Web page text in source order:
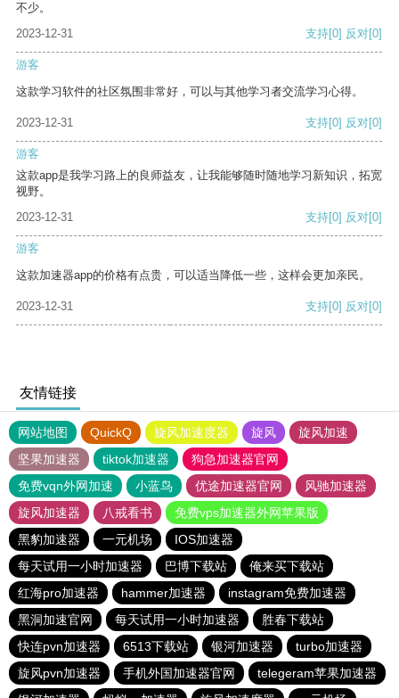
不少。
2023-12-31
支持[0] 反对[0]
游客
这款学习软件的社区氛围非常好，可以与其他学习者交流学习心得。
2023-12-31 支持[0] 反对[0]
游客
这款app是我学习路上的良师益友，让我能够随时随地学习新知识，拓宽
视野。
2023-12-31
支持[0] 反对[0]
游客
这款加速器app的价格有点贵，可以适当降低一些，这样会更加亲民。
2023-12-31 支持[0] 反对[0]
友情链接
网站地图 QuickQ 旋风加速度器 旋风
旋风加速
坚果加速器
tiktok加速器
狗急加速器官网
免费vqn外网加速
小蓝鸟 优途加速器官网
风驰加速器
旋风加速器
八戒看书
免费vps加速器外网苹果版
黑豹加速器
一元机场
IOS加速器
每天试用一小时加速器
巴博下载站
俺来买下载站
红海pro加速器
hammer加速器
instagram免费加速器
黑洞加速官网
每天试用一小时加速器
胜春下载站
快连pvn加速器
6513下载站 银河加速器
turbo加速器
旋风pvn加速器
手机外国加速器官网
telegeram苹果加速器